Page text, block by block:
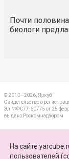
Почти
биологи
© 2010—2026, Яркуб
Свидетельство о
Эл №ФС77-60775 от 25
выдано Роскомнадзором
На сайте
пользователей